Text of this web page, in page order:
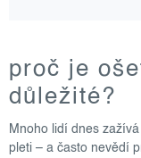
proč je
důležité?
Mnoho lidí dnes
pleti – a často nevědí